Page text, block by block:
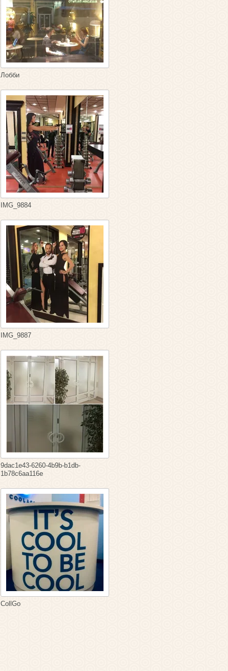
Лобби
IMG_9884
IMG_9887
9dac1e43-6260-4b9b-b1db-
1b78c6aa116e
CollGo